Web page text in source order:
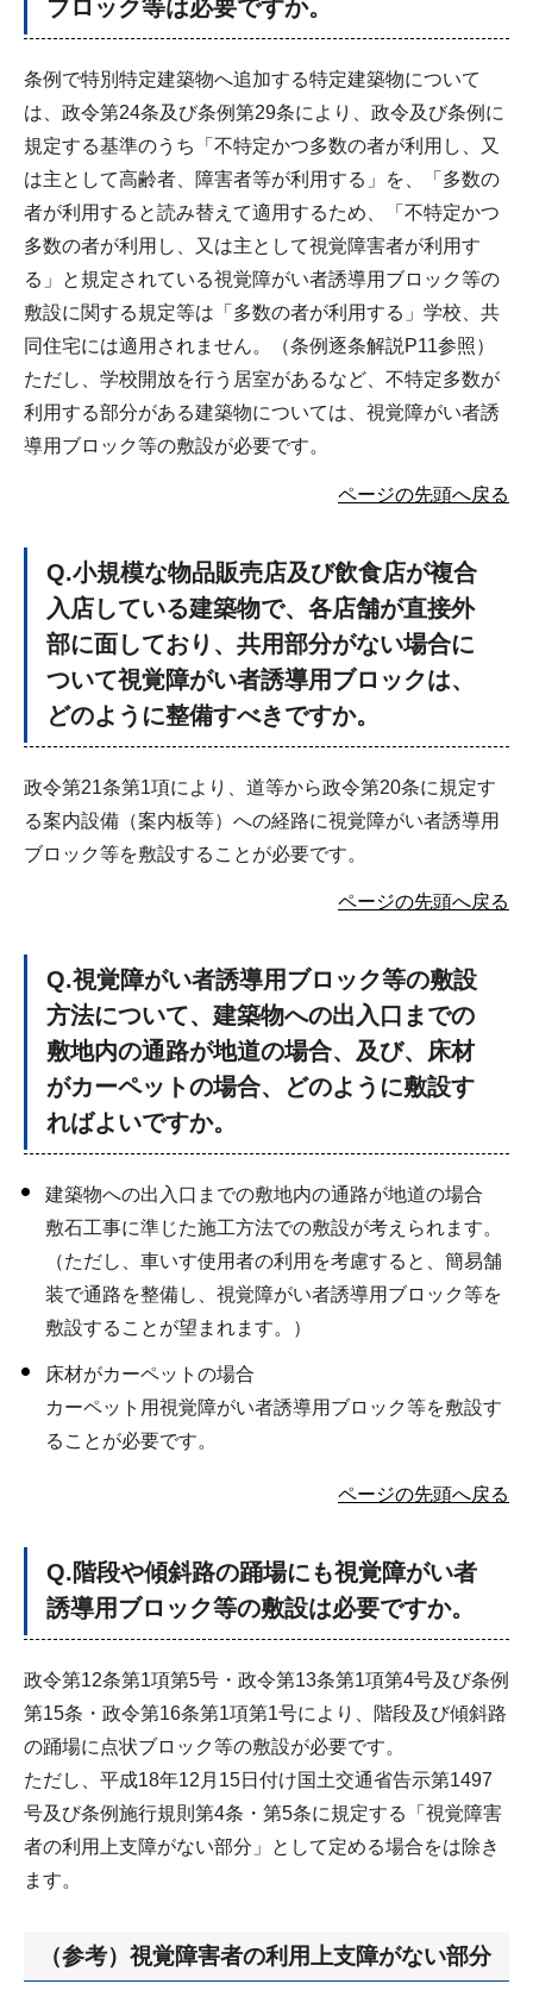
ブロック等は必要ですか。
条例で特別特定建築物へ追加する特定建築物について
は、政令第24条及び条例第29条により、政令及び条例に
規定する基準のうち「不特定かつ多数の者が利用し、又
は主として高齢者、障害者等が利用する」を、「多数の
者が利用すると読み替えて適用するため、「不特定かつ
多数の者が利用し、又は主として視覚障害者が利用す
る」と規定されている視覚障がい者誘導用ブロック等の
敷設に関する規定等は「多数の者が利用する」学校、共
同住宅には適用されません。（条例逐条解説P11参照）
ただし、学校開放を行う居室があるなど、不特定多数が
利用する部分がある建築物については、視覚障がい者誘
導用ブロック等の敷設が必要です。
ページの先頭へ戻る
Q.小規模な物品販売店及び飲食店が複合
入店している建築物で、各店舗が直接外
部に面しており、共用部分がない場合に
ついて視覚障がい者誘導用ブロックは、
どのように整備すべきですか。
政令第21条第1項により、道等から政令第20条に規定す
る案内設備（案内板等）への経路に視覚障がい者誘導用
ブロック等を敷設することが必要です。
ページの先頭へ戻る
Q.視覚障がい者誘導用ブロック等の敷設
方法について、建築物への出入口までの
敷地内の通路が地道の場合、及び、床材
がカーペットの場合、どのように敷設す
ればよいですか。
建築物への出入口までの敷地内の通路が地道の場合
敷石工事に準じた施工方法での敷設が考えられます。
（ただし、車いす使用者の利用を考慮すると、簡易舗
装で通路を整備し、視覚障がい者誘導用ブロック等を
敷設することが望まれます。）
床材がカーペットの場合
カーペット用視覚障がい者誘導用ブロック等を敷設す
ることが必要です。
ページの先頭へ戻る
Q.階段や傾斜路の踊場にも視覚障がい者
誘導用ブロック等の敷設は必要ですか。
政令第12条第1項第5号・政令第13条第1項第4号及び条例
第15条・政令第16条第1項第1号により、階段及び傾斜路
の踊場に点状ブロック等の敷設が必要です。
ただし、平成18年12月15日付け国土交通省告示第1497
号及び条例施行規則第4条・第5条に規定する「視覚障害
者の利用上支障がない部分」として定める場合をは除き
ます。
（参考）視覚障害者の利用上支障がない部分